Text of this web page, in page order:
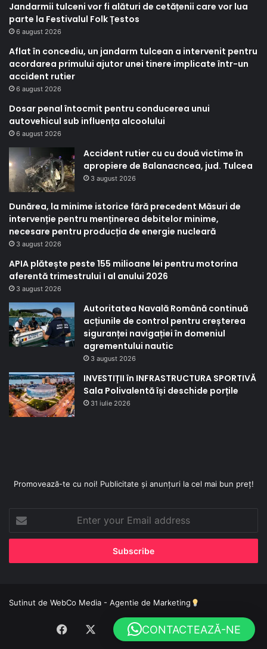
Jandarmii tulceni vor fi alături de cetățenii care vor lua
parte la Festivalul Folk Țestos
6 august 2026
Aflat în concediu, un jandarm tulcean a intervenit pentru
acordarea primului ajutor unei tinere implicate într-un
accident rutier
6 august 2026
Dosar penal întocmit pentru conducerea unui
autovehicul sub influența alcoolului
6 august 2026
Accident rutier cu cu două victime în
apropiere de Balanacncea, jud. Tulcea
3 august 2026
Dunărea, la minime istorice fără precedent Măsuri de
intervenție pentru menținerea debitelor minime,
necesare pentru producția de energie nucleară
3 august 2026
APIA plătește peste 155 milioane lei pentru motorina
aferentă trimestrului I al anului 2026
3 august 2026
Autoritatea Navală Română continuă
acțiunile de control pentru creșterea
siguranței navigației în domeniul
agrementului nautic
3 august 2026
INVESTIȚII în INFRASTRUCTURA SPORTIVĂ
Sala Polivalentă își deschide porțile
31 iulie 2026
Promovează-te cu noi! Publicitate și anunțuri la cel mai bun preț!
Enter
your
Email
Sutinut de WebCo Media - Agentie de Marketing
Facebook YouTubeInstagram
TikTokWhatsApp
CONTACTEAZĂ-NE